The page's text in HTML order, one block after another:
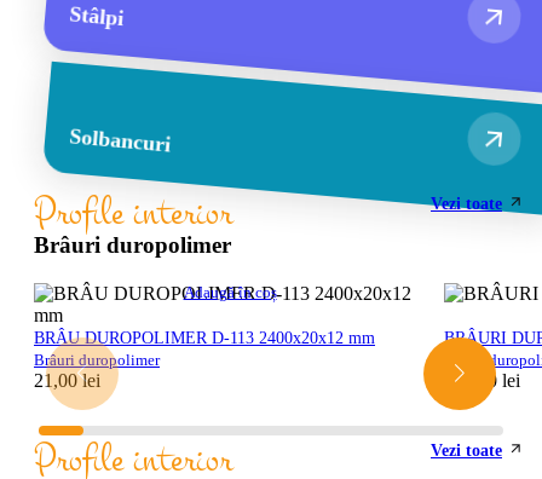
Stâlpi
Solbancuri
Profile interior
Brâuri duropolimer
Vezi toate
Adaugă în coș
BRÂU DUROPOLIMER D-113 2400x20x12 mm
Brâuri duropolimer
21,00lei
BRÂURI
Brâuri
132,00lei
Profile interior Vezi toate